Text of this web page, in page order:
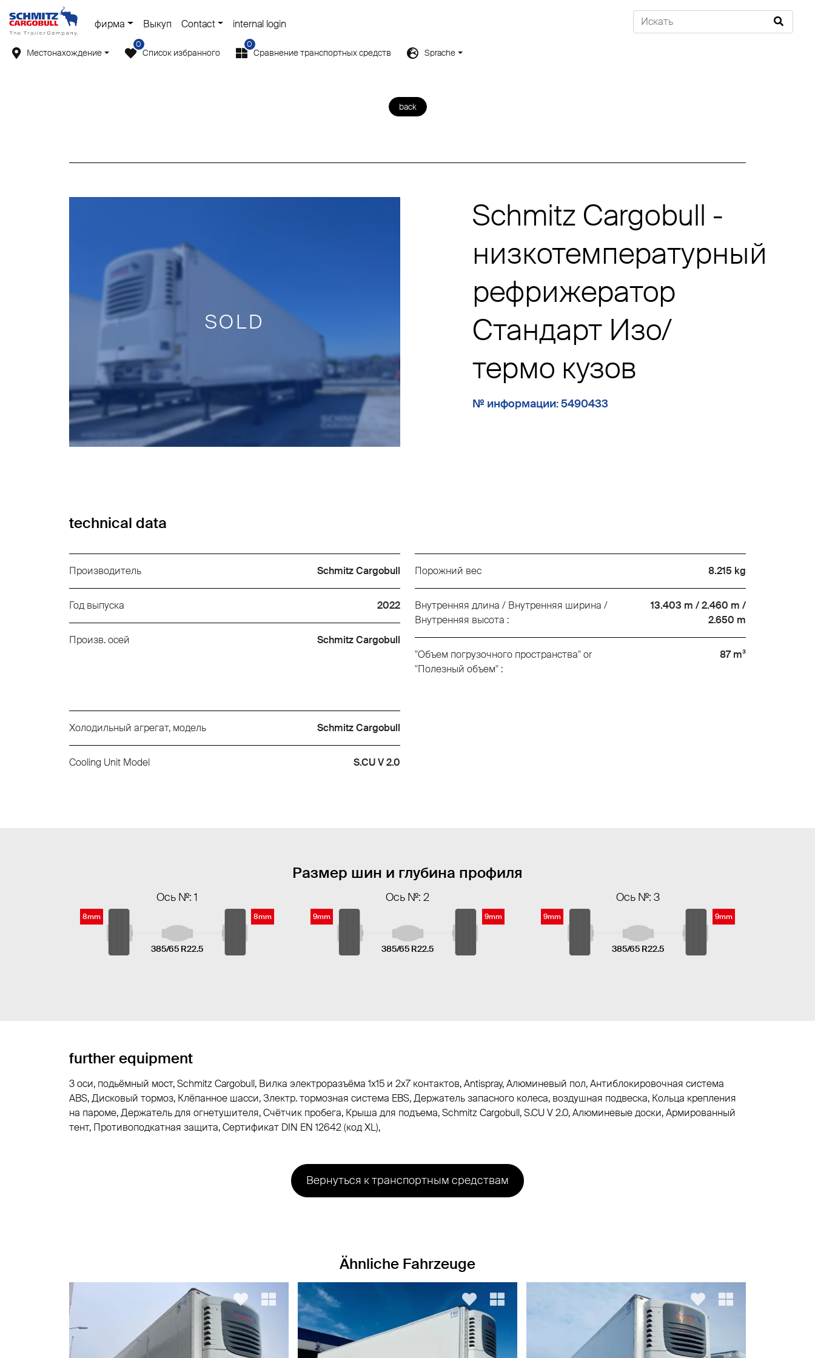
Местонахождение Список избранного
0
Сравнение транспортных средств
0
Sprache
фирма Выкуп Contact internal login
back
SOLD
Schmitz Cargobull -
низкотемпературный
рефрижератор
Cтандарт Изо/
термо кузов
№ информации: 5490433
technical data
Производитель Schmitz Cargobull
Год выпуска 2022
Произв. осей Schmitz Cargobull
Порожний вес 8.215 kg
Внутренняя длина / Внутренняя ширина /
Внутренняя высота :
13.403 m / 2.460 m /
2.650 m
"Объем погрузочного пространства" or
"Полезный объем" :
87 m³
Холодильный агрегат, модель Schmitz Cargobull
Cooling Unit Model S.CU V 2.0
Размер шин и глубина профиля
Ось №: 1
8mm
385/65 R22.5
8mm
Ось №: 2
9mm
385/65 R22.5
9mm
Ось №: 3
9mm
385/65 R22.5
9mm
further equipment
3 оси, подьёмный мост, Schmitz Cargobull, Вилка электроразъёма 1х15 и 2x7 контактов, Antispray, Алюминевый пол, Антиблокировочная система
ABS, Дисковый тормоз, Клёпанное шасси, Злектр. тормозная система EBS, Держатель запасного колеса, воздушная подвеска, Кольца крепления
на пароме, Держатель для огнетушителя, Cчётчик пробега, Крыша для подъема, Schmitz Cargobull, S.CU V 2.0, Aлюминевые доски, Армированный
тент, Противоподкатная защита, Cертификат DIN EN 12642 (код XL),
Вернуться к транспортным средствам
Ähnliche Fahrzeuge